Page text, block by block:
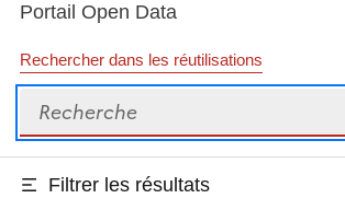
Portail Open Data
Rechercher dans les réutilisations
Recherche
Filtrer les résultats